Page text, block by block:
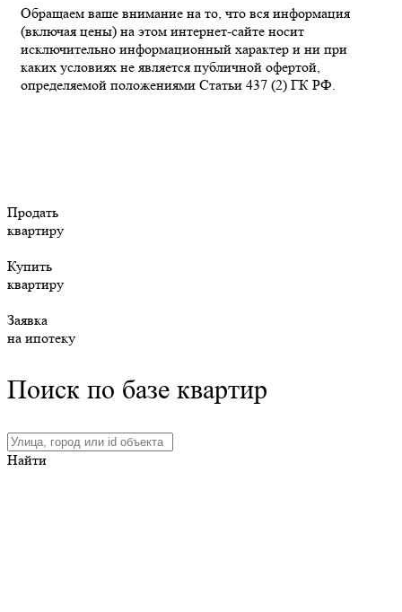
Обращаем ваше внимание на то, что вся информация
(включая цены) на этом интернет-сайте носит
исключительно информационный характер и ни при
каких условиях не является публичной офертой,
определяемой положениями Статьи 437 (2) ГК РФ.
Продать
квартиру
Купить
квартиру
Заявка
на ипотеку
Поиск по базе квартир
Найти